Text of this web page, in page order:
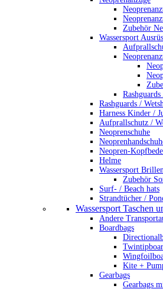
Zubehör
Wassersport
Rashguards /
Harness Kinder /
Aufprallschutz /
Neoprenschuhe
Neopren-
Helme
Wassersport
Zubehör
Surf- / Beach hats
Strandtücher /
Wassersport Taschen
Andere
Boardbags
Kite +
Gearbags
Gearbags